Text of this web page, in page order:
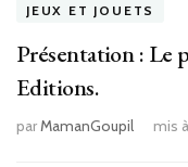
JEUX ET JOUETS
Présentation : Le
Editions.
parMamanGoupil mis